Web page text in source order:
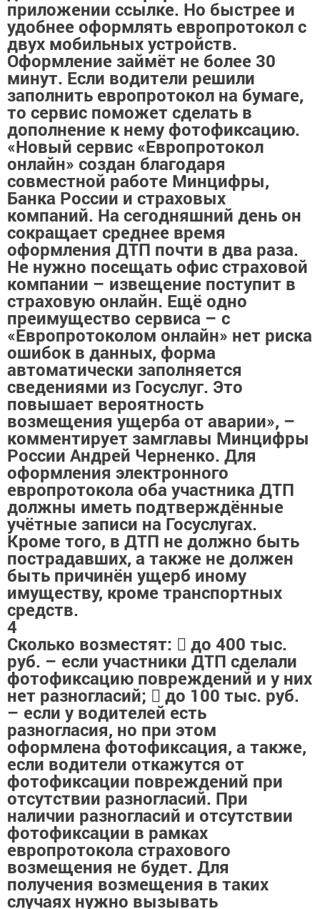
приложении ссылке. Но быстрее и
удобнее оформлять европротокол с
двух мобильных устройств.
Оформление займёт не более 30
минут. Если водители решили
заполнить европротокол на бумаге,
то сервис поможет сделать в
дополнение к нему фотофиксацию.
«Новый сервис «Европротокол
онлайн» создан благодаря
совместной работе Минцифры,
Банка России и страховых
компаний. На сегодняшний день он
сокращает среднее время
оформления ДТП почти в два раза.
Не нужно посещать офис страховой
компании – извещение поступит в
страховую онлайн. Ещё одно
преимущество сервиса – с
«Европротоколом онлайн» нет риска
ошибок в данных, форма
автоматически заполняется
сведениями из Госуслуг. Это
повышает вероятность
возмещения ущерба от аварии», –
комментирует замглавы Минцифры
России Андрей Черненко. Для
оформления электронного
европротокола оба участника ДТП
должны иметь подтверждённые
учётные записи на Госуслугах.
Кроме того, в ДТП не должно быть
пострадавших, а также не должен
быть причинён ущерб иному
имуществу, кроме транспортных
средств.
4
Сколько возместят:  до 400 тыс.
руб. – если участники ДТП сделали
фотофиксацию повреждений и у них
нет разногласий;  до 100 тыс. руб.
– если у водителей есть
разногласия, но при этом
оформлена фотофиксация, а также,
если водители откажутся от
фотофиксации повреждений при
отсутствии разногласий. При
наличии разногласий и отсутствии
фотофиксации в рамках
европротокола страхового
возмещения не будет. Для
получения возмещения в таких
случаях нужно вызывать